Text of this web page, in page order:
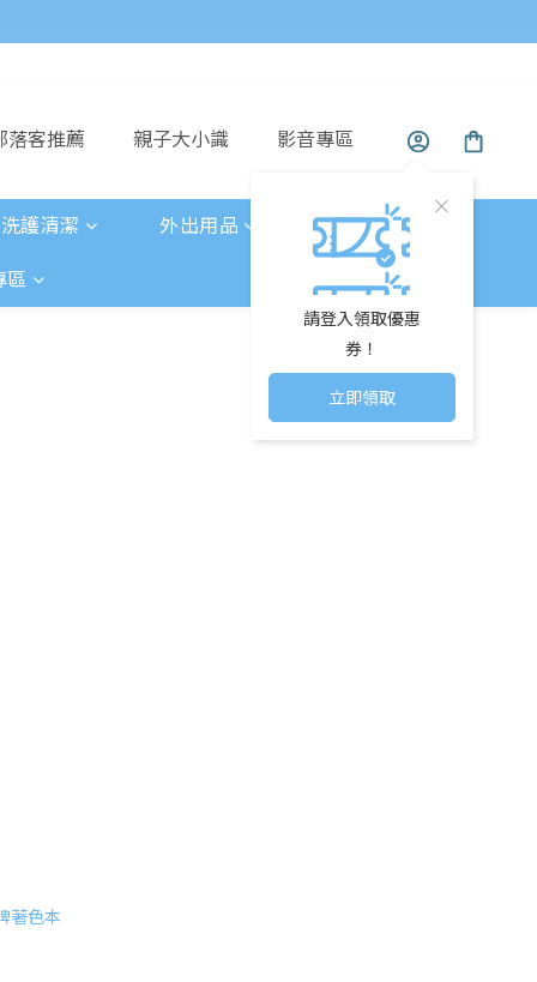
落客推薦 親子大小識 影音專區
請登入領取優惠
券！
立即領取
洗護清潔 外出用品 玩具童書
區